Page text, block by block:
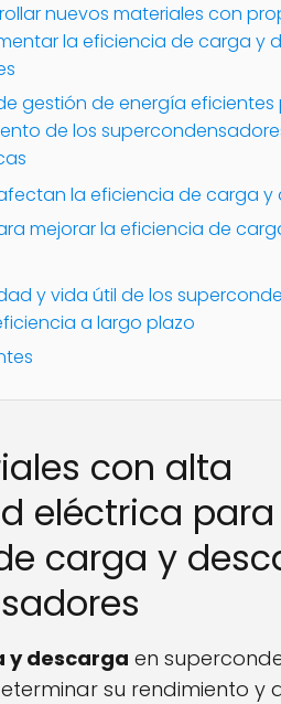
nuevos materiales con
la eficiencia de carga y
gestión de energía eficientes
de los
la eficiencia de carga y
mejorar la eficiencia de
y vida útil de los
a largo plazo
con alta
eléctrica
carga y
y descarga en
su rendimiento y